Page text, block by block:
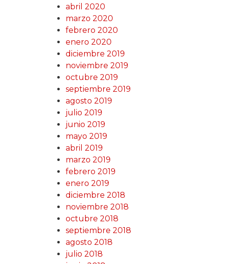
abril 2020
marzo 2020
febrero 2020
enero 2020
diciembre 2019
noviembre 2019
octubre 2019
septiembre 2019
agosto 2019
julio 2019
junio 2019
mayo 2019
abril 2019
marzo 2019
febrero 2019
enero 2019
diciembre 2018
noviembre 2018
octubre 2018
septiembre 2018
agosto 2018
julio 2018